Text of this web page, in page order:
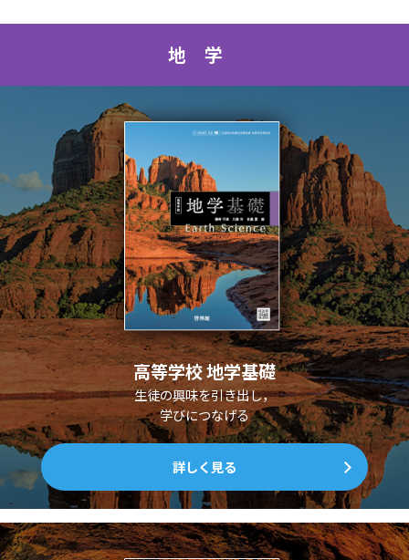
地学
高等学校 地学基礎
生徒の興味を引き出し，
学びにつなげる
詳しく見る